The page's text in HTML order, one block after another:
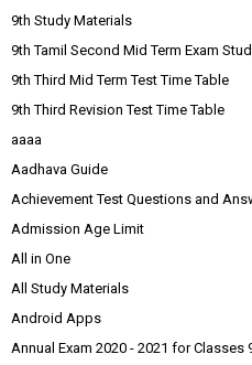
9th Study Materials
9th Tamil Second Mid Term Exam
9th Third Mid Term Test Time Table
9th Third Revision Test Time Table
aaaa
Aadhava Guide
Achievement Test Questions and
Admission Age Limit
All in One
All Study Materials
Android Apps
Annual Exam 2020 - 2021 for Classes